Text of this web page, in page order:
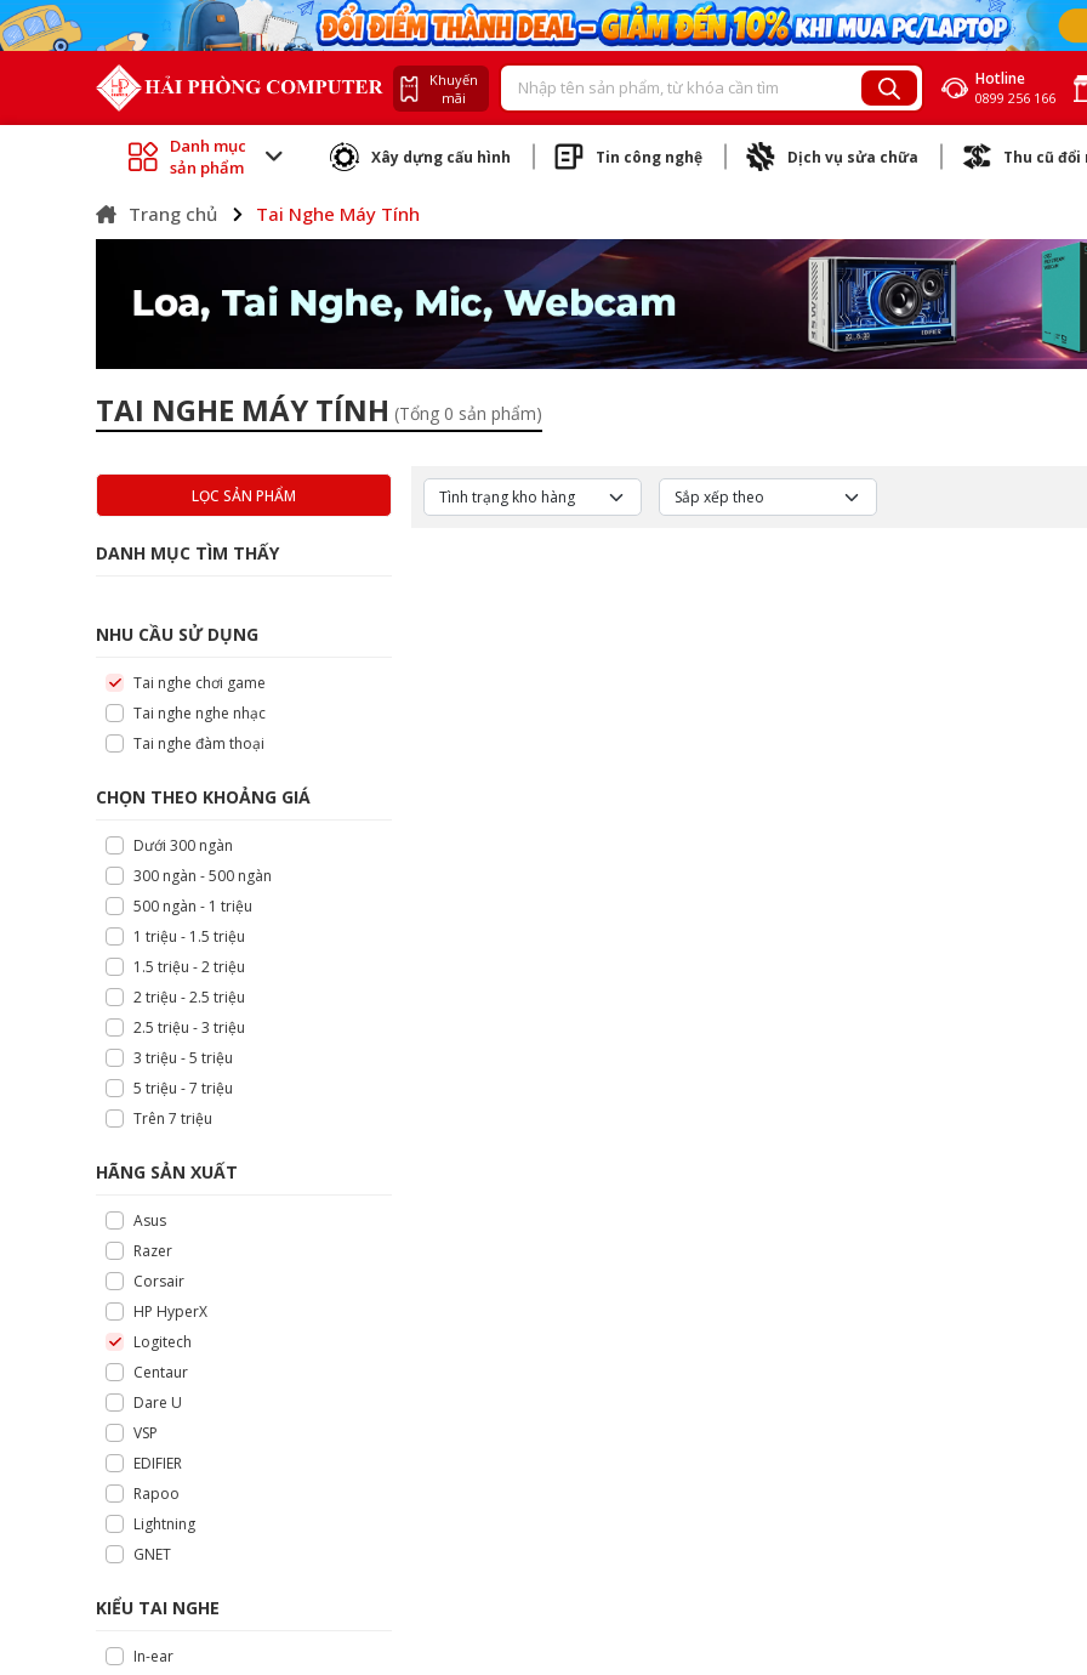
Khuyến
mãi
Hotline
0899 256 166
Danh mục
sản phẩm
Xây dựng cấu hình Tin công nghệ Dịch vụ sửa chữa Thu cũ đổi
Trang chủ Tai Nghe Máy Tính
TAI NGHE MÁY TÍNH (Tổng 0 sản phẩm)
LỌC SẢN PHẨM
DANH MỤC TÌM THẤY
NHU CẦU SỬ DỤNG
Tai nghe chơi game
Tai nghe nghe nhạc
Tai nghe đàm thoại
CHỌN THEO KHOẢNG GIÁ
Dưới 300 ngàn
300 ngàn - 500 ngàn
500 ngàn - 1 triệu
1 triệu - 1.5 triệu
1.5 triệu - 2 triệu
2 triệu - 2.5 triệu
2.5 triệu - 3 triệu
3 triệu - 5 triệu
5 triệu - 7 triệu
Trên 7 triệu
HÃNG SẢN XUẤT
Asus
Razer
Corsair
HP HyperX
Logitech
Centaur
Dare U
VSP
EDIFIER
Rapoo
Lightning
GNET
KIỂU TAI NGHE
In-ear